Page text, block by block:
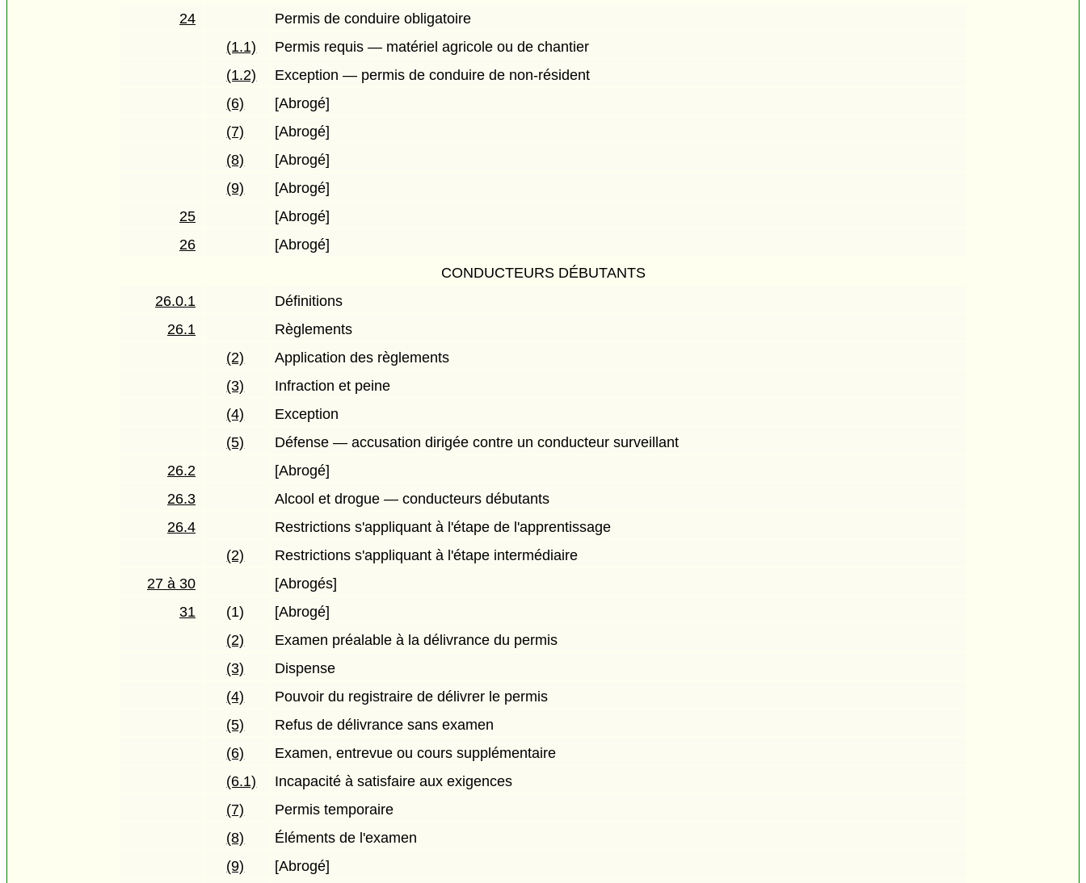
24
Permis de conduire obligatoire
(1.1)
Permis requis — matériel agricole ou de chantier
(1.2)
Exception — permis de conduire de non-résident
(6)
[Abrogé]
(7)
[Abrogé]
(8)
[Abrogé]
(9)
[Abrogé]
25
[Abrogé]
26
[Abrogé]
CONDUCTEURS DÉBUTANTS
26.0.1
Définitions
26.1
Règlements
(2)
Application des règlements
(3)
Infraction et peine
(4)
Exception
(5)
Défense — accusation dirigée contre un conducteur surveillant
26.2
[Abrogé]
26.3
Alcool et drogue — conducteurs débutants
26.4
Restrictions s'appliquant à l'étape de l'apprentissage
(2)
Restrictions s'appliquant à l'étape intermédiaire
27 à 30
[Abrogés]
31
(1)
[Abrogé]
(2)
Examen préalable à la délivrance du permis
(3)
Dispense
(4)
Pouvoir du registraire de délivrer le permis
(5)
Refus de délivrance sans examen
(6)
Examen, entrevue ou cours supplémentaire
(6.1)
Incapacité à satisfaire aux exigences
(7)
Permis temporaire
(8)
Éléments de l'examen
(9)
[Abrogé]